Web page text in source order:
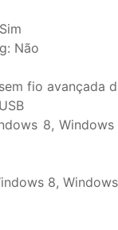
Não
fio avançada
8,
8,